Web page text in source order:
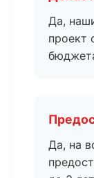
Да,
проект
Да, на